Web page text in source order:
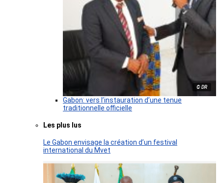
© DR
Gabon: vers l’instauration d’une tenue
traditionnelle officielle
Les plus lus
Le Gabon envisage la création d’un festival
international du Mvet